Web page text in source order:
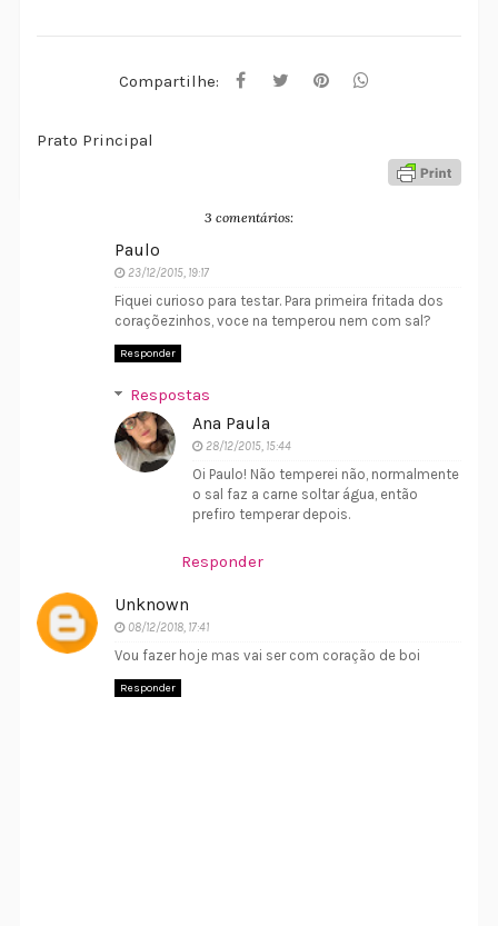
Compartilhe:
Prato Principal
3 comentários:
Paulo
23/12/2015, 19:17
Fiquei curioso para testar. Para primeira fritada dos
coraçõezinhos, voce na temperou nem com sal?
Responder
Respostas
Ana Paula
28/12/2015, 15:44
Oi Paulo! Não temperei não, normalmente
o sal faz a carne soltar água, então
prefiro temperar depois.
Responder
Unknown
08/12/2018, 17:41
Vou fazer hoje mas vai ser com coração de boi
Responder